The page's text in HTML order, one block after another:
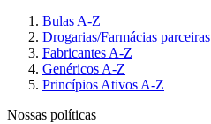
Bulas A-Z
Drogarias/Farmácias parceiras
Fabricantes A-Z
Genéricos A-Z
Princípios Ativos A-Z
Nossas políticas